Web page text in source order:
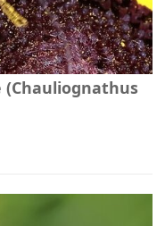
(Chauliognathus